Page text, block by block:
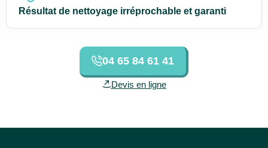
Résultat de nettoyage irréprochable et garanti
04 65 84 61 41
Devis en ligne